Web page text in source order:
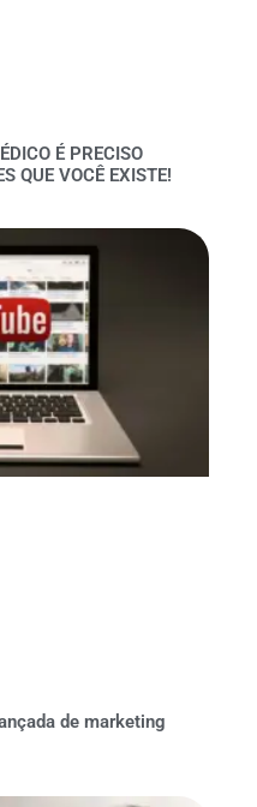
É PRECISO
QUE VOCÊ EXISTE!
de marketing